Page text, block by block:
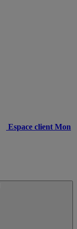
Espace client Mon